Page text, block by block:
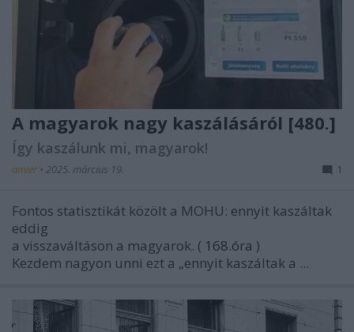
A magyarok nagy kaszálásáról [480.]
Így kaszálunk mi, magyarok!
amier • 2025. március 19. 1
Fontos statisztikát közölt a MOHU: ennyit kaszáltak
eddig
a visszaváltáson a magyarok. ( 168.óra )
Kezdem nagyon unni ezt a „ennyit kaszáltak a ...